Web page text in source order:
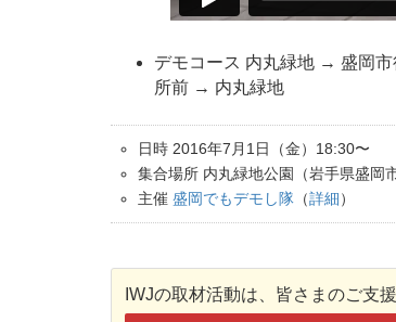
デモコース 内丸緑地 → 盛岡
所前 → 内丸緑地
日時 2016年7月1日（金）18:30〜
集合場所 内丸緑地公園（岩手県盛岡市
主催 盛岡でもデモし隊 （詳細）
IWJの取材活動は、皆さまのご支